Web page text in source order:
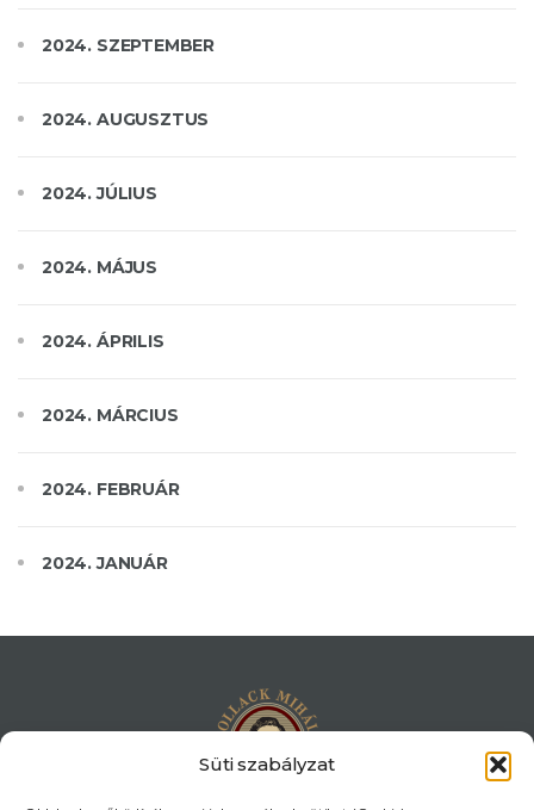
Süti szabályzat
2024. SZEPTEMBER
2024. AUGUSZTUS
2024. JÚLIUS
2024. MÁJUS
2024. ÁPRILIS
2024. MÁRCIUS
2024. FEBRUÁR
2024. JANUÁR